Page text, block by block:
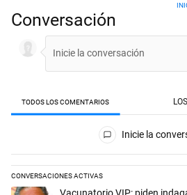
Conversación
TODOS LOS COMENTARIOS
Inicie la
CONVERSACIONES ACTIVAS
Este listado muestra los artículos con
Un artículo de tendencia con el título
Vacunatorio VIP: piden